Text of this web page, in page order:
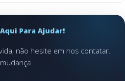
Para Ajudar!
não hesite em nos contatar.
mudança